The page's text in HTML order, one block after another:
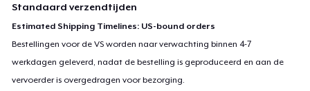
Standaard verzendtijden
Estimated Shipping Timelines: US-bound orders
Bestellingen voor de VS worden naar verwachting binnen 4-7
werkdagen geleverd, nadat de bestelling is geproduceerd en aan de
vervoerder is overgedragen voor bezorging.